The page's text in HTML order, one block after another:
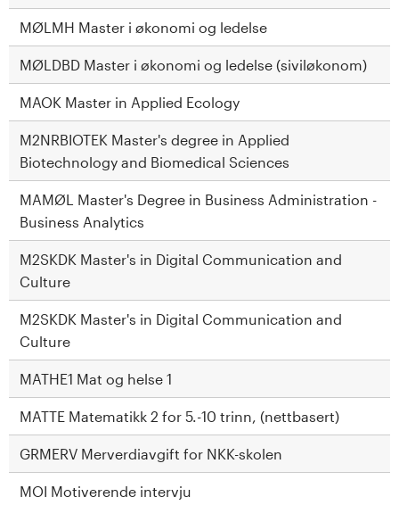
MØLMH Master i økonomi og ledelse
MØLDBD Master i økonomi og ledelse (siviløkonom)
MAOK Master in Applied Ecology
M2NRBIOTEK Master's degree in Applied
Biotechnology and Biomedical Sciences
MAMØL Master's Degree in Business Administration -
Business Analytics
M2SKDK Master's in Digital Communication and
Culture
M2SKDK Master's in Digital Communication and
Culture
MATHE1 Mat og helse 1
MATTE Matematikk 2 for 5.-10 trinn, (nettbasert)
GRMERV Merverdiavgift for NKK-skolen
MOI Motiverende intervju